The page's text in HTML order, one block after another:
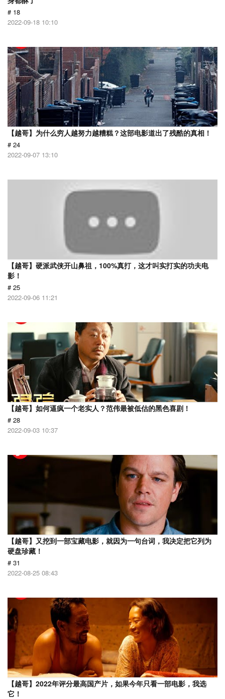
# 18
2022-09-18 10:10
【越哥】为什么穷人越努力越糟糕？这部电影道出了残酷的真相！
# 24
2022-09-07 13:10
【越哥】硬派武侠开山鼻祖，100%真打，这才叫实打实的功夫电
影！
# 25
2022-09-06 11:21
【越哥】如何逼疯一个老实人？范伟最被低估的黑色喜剧！
# 28
2022-09-03 10:37
【越哥】又挖到一部宝藏电影，就因为一句台词，我决定把它列为
硬盘珍藏！
# 31
2022-08-25 08:43
【越哥】2022年评分最高国产片，如果今年只看一部电影，我选
它！